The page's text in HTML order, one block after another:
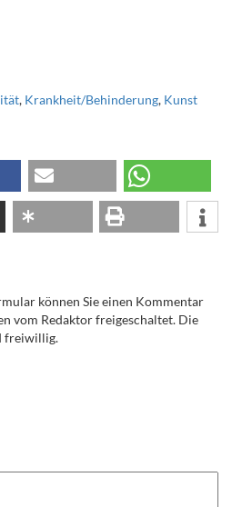
, Krankheit/Behinderung, Kunst
können Sie einen Kommentar
vom Redaktor freigeschaltet. Die
freiwillig.